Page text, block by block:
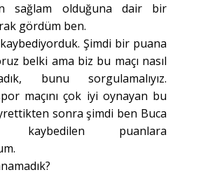
sağlam olduğuna dair bir
gördüm ben.
Şimdi bir puana
belki ama biz bu maçı nasıl
bunu sorgulamalıyız.
maçını çok iyi oynayan bu
sonra şimdi ben Buca
kaybedilen puanlara